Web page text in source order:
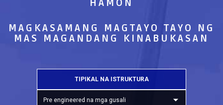
HAMON
MAGKASAMANG MAGTAYO TAYO NG
MAS MAGANDANG KINABUKASAN
TIPIKAL NA ISTRUKTURA
Pre engineered na mga gusali